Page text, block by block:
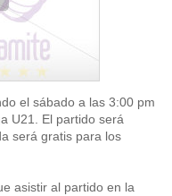
el sábado a las 3:00 pm
U21. El partido será
será gratis para los
asistir al partido en la